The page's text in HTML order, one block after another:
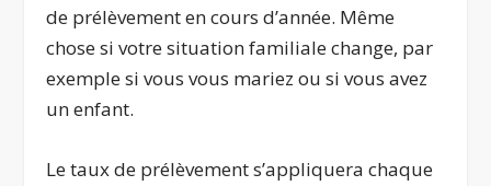
de prélèvement en cours d’année. Même
chose si votre situation familiale change, par
exemple si vous vous mariez ou si vous avez
un enfant.
Le taux de prélèvement s’appliquera chaque